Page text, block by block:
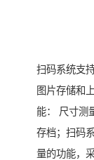
扫码系统支
图片存储和
能： 尺寸测
存档；扫码
量的功能，